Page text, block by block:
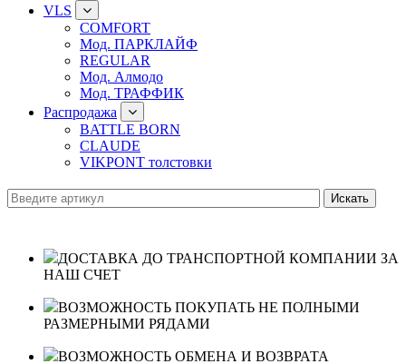
VLS
COMFORT
Мод. ПАРКЛАЙФ
REGULAR
Мод. Алмодо
Мод. ТРАФФИК
Распродажа
BATTLE BORN
CLAUDE
VIKPONT толстовки
ДОСТАВКА ДО ТРАНСПОРТНОЙ КОМПАНИИ ЗА
НАШ СЧЕТ
ВОЗМОЖНОСТЬ ПОКУПАТЬ НЕ ПОЛНЫМИ
РАЗМЕРНЫМИ РЯДАМИ
ВОЗМОЖНОСТЬ ОБМЕНА И ВОЗВРАТА